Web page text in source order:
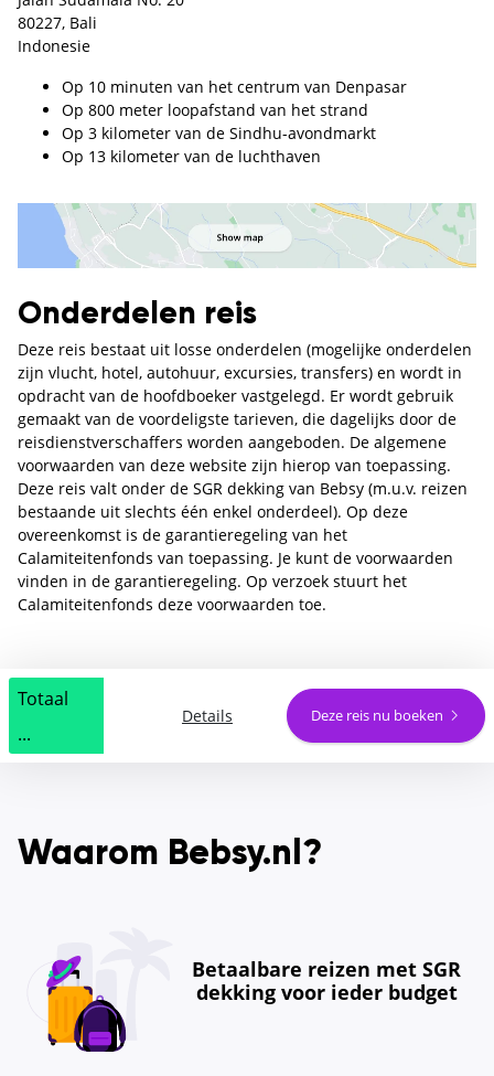
80227, Bali
Indonesie
Op 10 minuten van het centrum van Denpasar
Op 800 meter loopafstand van het strand
Op 3 kilometer van de Sindhu-avondmarkt
Op 13 kilometer van de luchthaven
Onderdelen reis
Deze reis bestaat uit losse onderdelen (mogelijke onderdelen
zijn vlucht, hotel, autohuur, excursies, transfers) en wordt in
opdracht van de hoofdboeker vastgelegd. Er wordt gebruik
gemaakt van de voordeligste tarieven, die dagelijks door de
reisdienstverschaffers worden aangeboden. De algemene
voorwaarden van deze website zijn hierop van toepassing.
Deze reis valt onder de SGR dekking van Bebsy (m.u.v. reizen
bestaande uit slechts één enkel onderdeel). Op deze
overeenkomst is de garantieregeling van het
Calamiteitenfonds van toepassing. Je kunt de voorwaarden
vinden in de garantieregeling. Op verzoek stuurt het
Calamiteitenfonds deze voorwaarden toe.
Totaal
...
Details Deze reis nu boeken
Waarom Bebsy.nl?
Betaalbare reizen met SGR
dekking voor ieder budget